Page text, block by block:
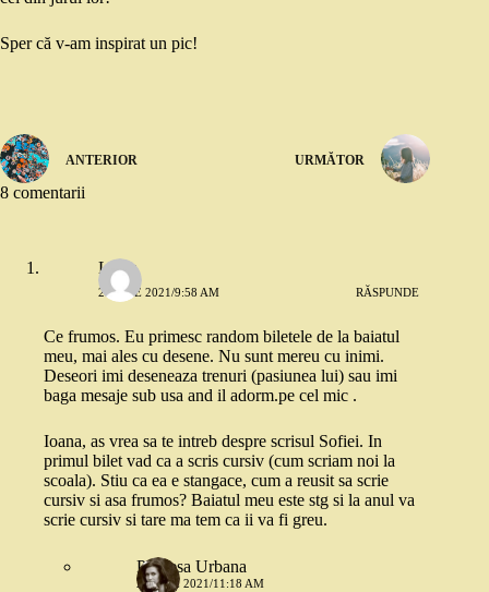
Sper că v-am inspirat un pic!
ANTERIOR URMĂTOR
8 comentarii
Luiza
2 IUNIE 2021/9:58 AM RĂSPUNDE
Ce frumos. Eu primesc random biletele de la baiatul
meu, mai ales cu desene. Nu sunt mereu cu inimi.
Deseori imi deseneaza trenuri (pasiunea lui) sau imi
baga mesaje sub usa and il adorm.pe cel mic .
Ioana, as vrea sa te intreb despre scrisul Sofiei. In
primul bilet vad ca a scris cursiv (cum scriam noi la
scoala). Stiu ca ea e stangace, cum a reusit sa scrie
cursiv si asa frumos? Baiatul meu este stg si la anul va
scrie cursiv si tare ma tem ca ii va fi greu.
Printesa Urbana
2 IUNIE 2021/11:18 AM